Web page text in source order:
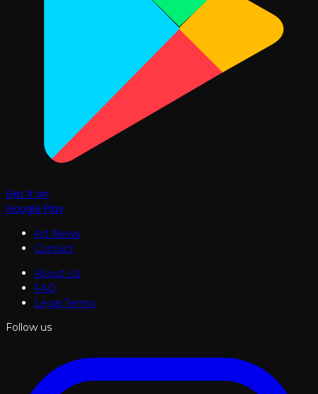
Get it on
Google Play
Art News
Contact
About Us
FAQ
Legal Terms
Follow us